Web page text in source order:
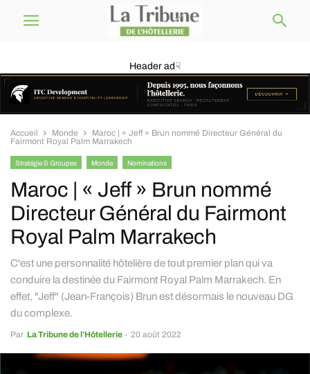
Header ad☟
Accueil Monde
Maroc | « Jeff » Brun nommé Directeur Général du
Fairmont Royal Palm Marrakech
Stratégie & Groupes Monde Nominations
Maroc | « Jeff » Brun nommé
Directeur Général du Fairmont
Royal Palm Marrakech
C'est une personnalité hôtelière de tout premier plan qui va
conduire la destinée du Fairmont Royal Palm Marrakech. En
effet, "Jeff" (Jean-François) Brun est désormais le nouveau DG
du complexe.
Par La Tribune de l’Hôtellerie - 20 août 2022